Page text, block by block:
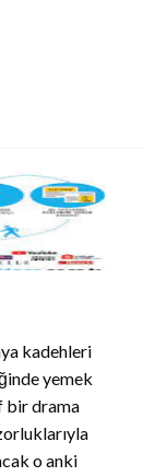
kadehleri
yemek
bir drama
o anki